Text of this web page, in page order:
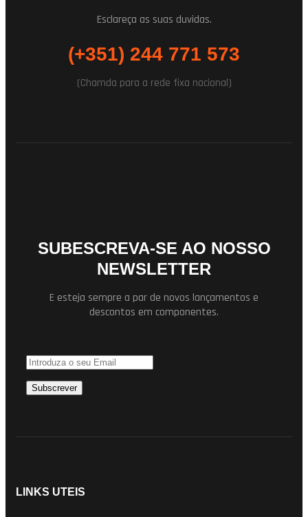
Esclareça as suas duvidas.
(+351) 244 771 573
(Chamda para a rede fixa nacional)
SUBESCREVA-SE AO NOSSO
NEWSLETTER
E esteja sempre a par de novos lançamentos e
descontos em componentes.
LINKS UTEIS